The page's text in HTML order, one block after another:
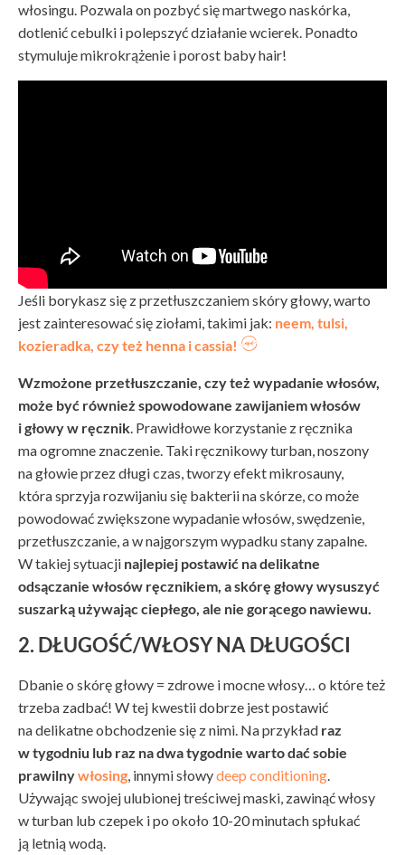
włosingu. Pozwala on pozbyć się martwego naskórka,
dotlenić cebulki i polepszyć działanie wcierek. Ponadto
stymuluje mikrokrążenie i porost baby hair!
Jeśli borykasz się z przetłuszczaniem skóry głowy, warto
jest zainteresować się ziołami, takimi jak: neem, tulsi,
kozieradka, czy też henna i cassia!
Wzmożone przetłuszczanie, czy też wypadanie włosów,
może być również spowodowane zawijaniem włosów
i głowy w ręcznik . Prawidłowe korzystanie z ręcznika
ma ogromne znaczenie. Taki ręcznikowy turban, noszony
na głowie przez długi czas, tworzy efekt mikrosauny,
która sprzyja rozwijaniu się bakterii na skórze, co może
powodować zwiększone wypadanie włosów, swędzenie,
przetłuszczanie, a w najgorszym wypadku stany zapalne.
W takiej sytuacji najlepiej postawić na delikatne
odsączanie włosów ręcznikiem, a skórę głowy wysuszyć
suszarką używając ciepłego, ale nie gorącego nawiewu.
2. DŁUGOŚĆ/WŁOSY NA DŁUGOŚCI
Dbanie o skórę głowy = zdrowe i mocne włosy… o które też
trzeba zadbać! W tej kwestii dobrze jest postawić
na delikatne obchodzenie się z nimi. Na przykład raz
w tygodniu lub raz na dwa tygodnie warto dać sobie
prawilnywłosing , innymi słowydeep conditioning
Używając swojej ulubionej treściwej maski, zawinąć włosy
w turban lub czepek i po około 10-20 minutach spłukać
ją letnią wodą.